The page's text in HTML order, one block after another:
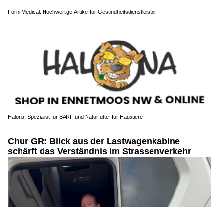
Forni Medical: Hochwertige Artikel für Gesundheitsdienstleister
Halona: Spezialist für BARF und Naturfutter für Haustiere
Chur GR: Blick aus der Lastwagenkabine
schärft das Verständnis im Strassenverkehr